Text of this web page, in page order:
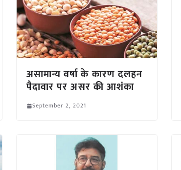
असामान्य वर्षा के कारण दलहन
पैदावार पर असर की आशंका
September 2, 2021